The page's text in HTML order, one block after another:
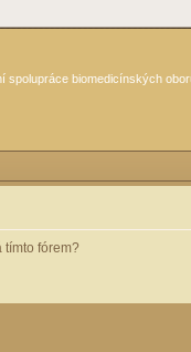
spolupráce biomedicínských
tímto fórem?